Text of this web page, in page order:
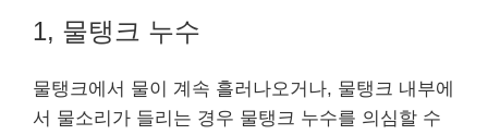
1, 물탱크 누수
물탱크에서 물이 계속 흘러나오거나, 물탱크 내부에
서 물소리가 들리는 경우 물탱크 누수를 의심할 수